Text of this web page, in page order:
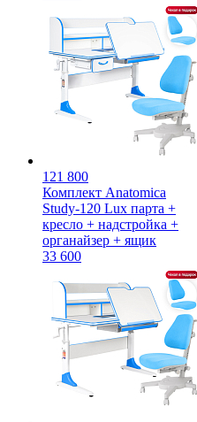
121 800
Комплект Anatomica
Study-120 Lux парта +
кресло + надстройка +
органайзер + ящик
33 600